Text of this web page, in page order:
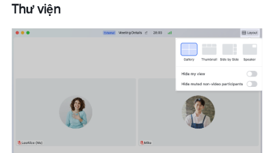
Thư viện